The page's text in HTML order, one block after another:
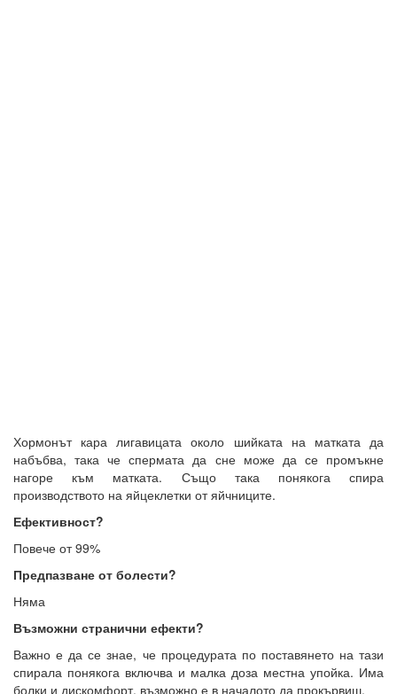
Хормонът кара лигавицата около шийката на матката да
набъбва, така че спермата да сне може да се промъкне
нагоре към матката. Също така понякога спира
производството на яйцеклетки от яйчниците.
Ефективност?
Повече от 99%
Предпазване от болести?
Няма
Възможни странични ефекти?
Важно е да се знае, че процедурата по поставянето на тази
спирала понякога включва и малка доза местна упойка. Има
болки и дискомфорт, възможно е в началото да прокървиш.